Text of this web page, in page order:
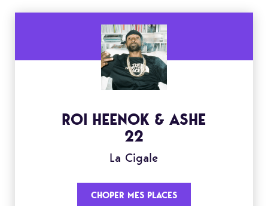
ROI HEENOK & ASHE
22
La Cigale
CHOPER MES PLACES